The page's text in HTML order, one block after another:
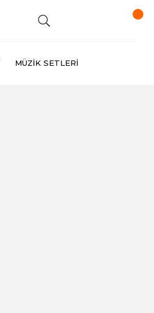
MÜZIK SETLERI